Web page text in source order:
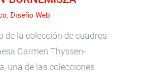
, Diseño Web
de la colección de cuadros
Carmen Thyssen-
una de las colecciones